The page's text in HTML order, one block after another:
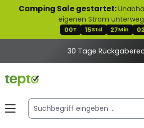
springen
Camping Sale gestartet:
eigenen Strom
00T 15Std 27Min 01
30 Tage